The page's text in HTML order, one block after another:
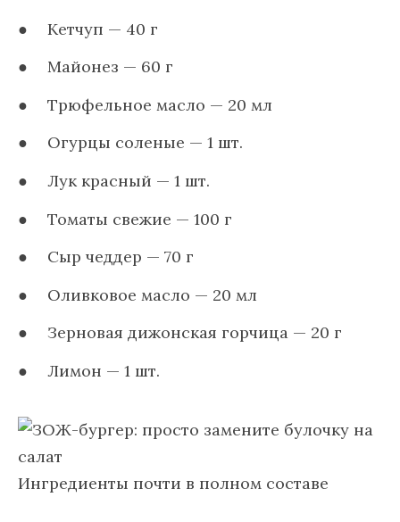
Кетчуп — 40 г
Майонез — 60 г
Трюфельное масло — 20 мл
Огурцы соленые — 1 шт.
Лук красный — 1 шт.
Томаты свежие — 100 г
Сыр чеддер — 70 г
Оливковое масло — 20 мл
Зерновая дижонская горчица — 20 г
Лимон — 1 шт.
Ингредиенты почти в полном составе